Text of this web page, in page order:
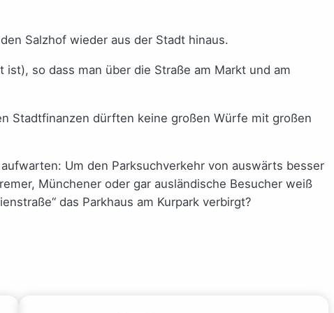
Salzhof wieder aus der Stadt hinaus.
so dass man über die Straße am Markt und am
Stadtfinanzen dürften keine großen Würfe mit großen
Um den Parksuchverkehr von auswärts besser
Münchener oder gar ausländische Besucher weiß
das Parkhaus am Kurpark verbirgt?